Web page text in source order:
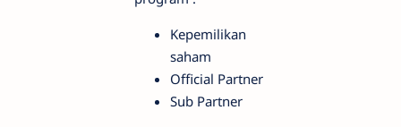
Kepemilikan
saham
Official Partner
Sub Partner